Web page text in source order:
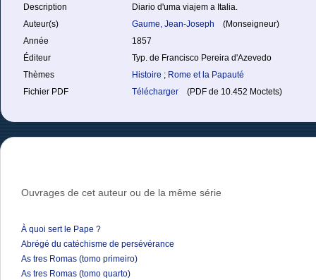
Description
Diario d'uma viajem a Italia.
Auteur(s)
Gaume, Jean-Joseph
(Monseigneur)
Année
1857
Éditeur
Typ. de Francisco Pereira d'Azevedo
Thèmes
Histoire ; Rome et la Papauté
Fichier PDF
Télécharger (PDF de 10.452 Moctets)
Ouvrages de cet auteur ou de la même série
À quoi sert le Pape ?
Abrégé du catéchisme de persévérance
As tres Romas (tomo primeiro)
As tres Romas (tomo quarto)